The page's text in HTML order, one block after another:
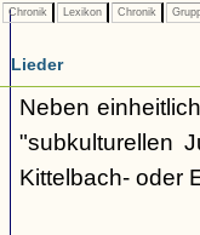
Chronik Lexikon Chronik
Lieder
Neben
"subkulturellen
Kittelbach- oder